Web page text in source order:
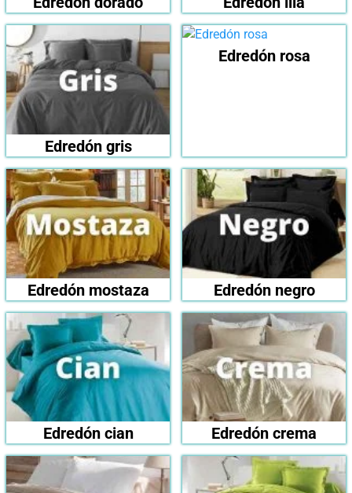
Edredón gris
Edredón rosa
Edredón mostaza Edredón negro
Edredón cian Edredón crema